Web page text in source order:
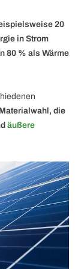
20
in Strom
80 % als Wärme
die
äußere